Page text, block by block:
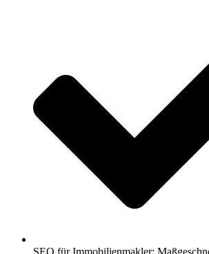
SEO für Immobilienmakler: